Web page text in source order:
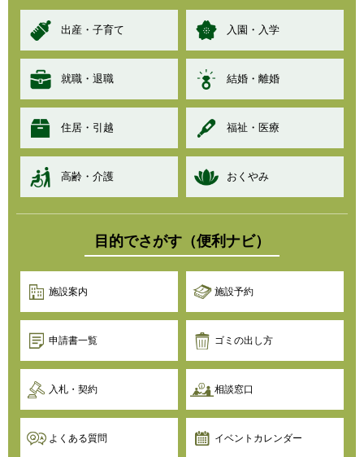
出産・子育て 入園・入学
就職・退職 結婚・離婚
住居・引越 福祉・医療
高齢・介護 おくやみ
目的でさがす（便利ナビ）
施設案内 施設予約
申請書一覧 ゴミの出し方
入札・契約 相談窓口
よくある質問 イベントカレンダー